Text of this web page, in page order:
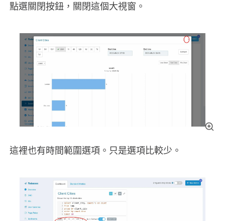
點選關閉按鈕，關閉這個大視窗。
這裡也有時間範圍選項。只是選項比較少。